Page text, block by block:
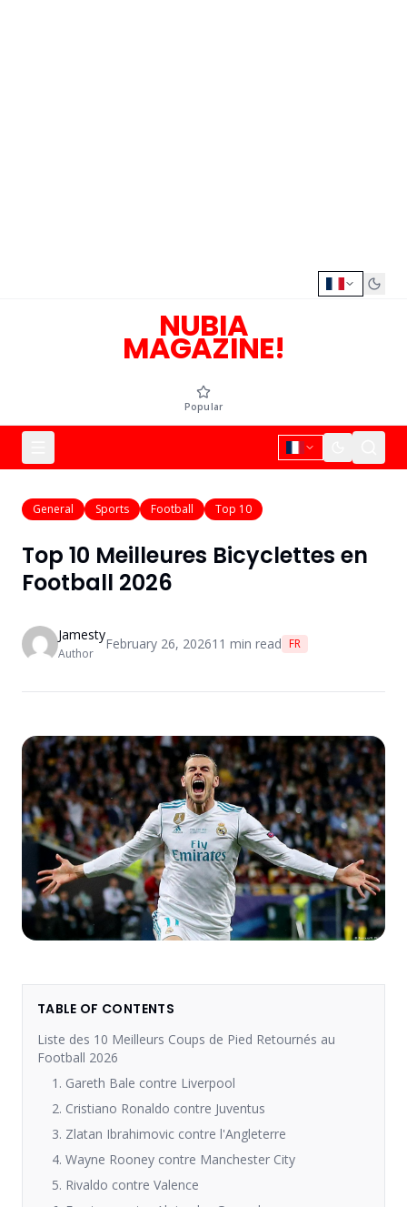
NUBIA
MAGAZINE!
Popular
General Sports Football Top 10
Top 10 Meilleures Bicyclettes en
Football 2026
Jamesty
Author
February 26, 202611 min read FR
TABLE OF CONTENTS
Liste des 10 Meilleurs Coups de Pied Retournés au
Football 2026
1. Gareth Bale contre Liverpool
2. Cristiano Ronaldo contre Juventus
3. Zlatan Ibrahimovic contre l'Angleterre
4. Wayne Rooney contre Manchester City
5. Rivaldo contre Valence